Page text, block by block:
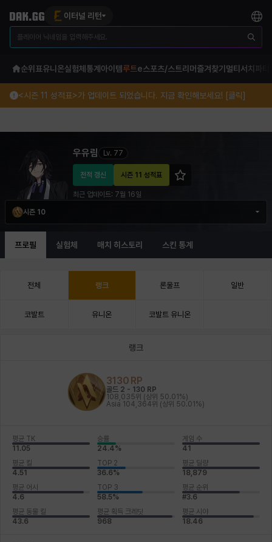
이터널 리턴
순위표유니온실험체 통계 아이템루트e스포츠/스트리머 즐겨찾기 멀티서치 파티
<시즌 11 성적표>가 업데이트 되었습니다. 지금 확인해보세요! [클릭]
우유림
Lv. 77
전적 갱신 시즌 11 성적표
최근 업데이트: 7월 16일
시즌 10
프로필 실험체 매치 히스토리 스킨 통계
전체 랭크 론울프 일반
코발트 유니온 코발트 유니온
랭크
3130 RP
골드 2 - 130 RP
108,035위 (상위 50.01%)
Asia 104,364위 (상위 50.01%)
평균 TK
11.05
승률
24.4%
게임 수
41
평균 킬
4.51
TOP 2
36.6%
평균 딜량
18,879
평균 어시
4.6
TOP 3
58.5%
평균 순위
#3.6
평균 동물 킬
43.6
평균 획득 크레딧
968
평균 시야
18.46